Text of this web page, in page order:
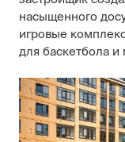
насыщенного
игровые
для баскетбола